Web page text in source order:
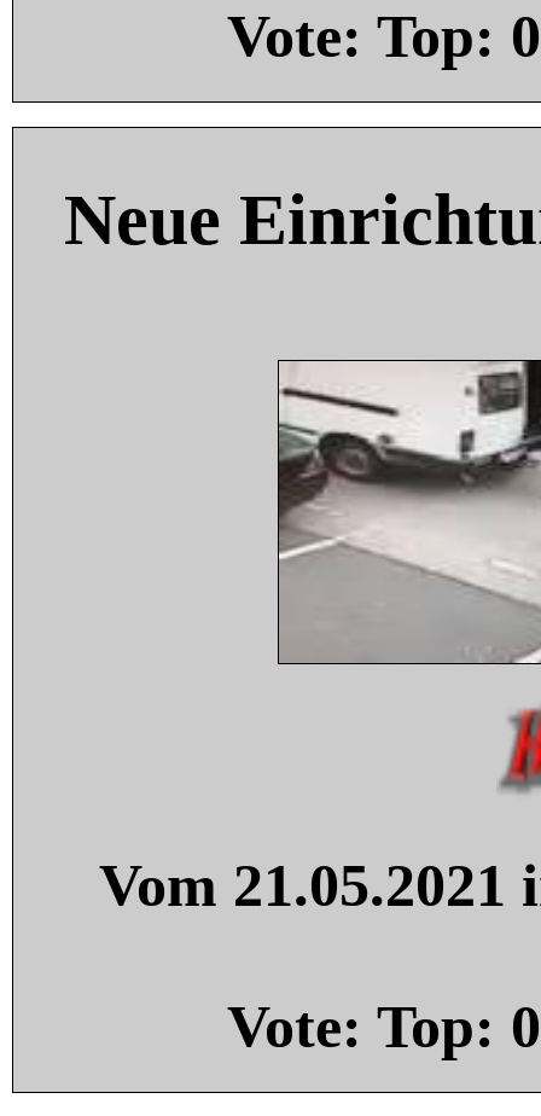
Vote: Top: 0
Neue
Vom
Vote: Top: 0